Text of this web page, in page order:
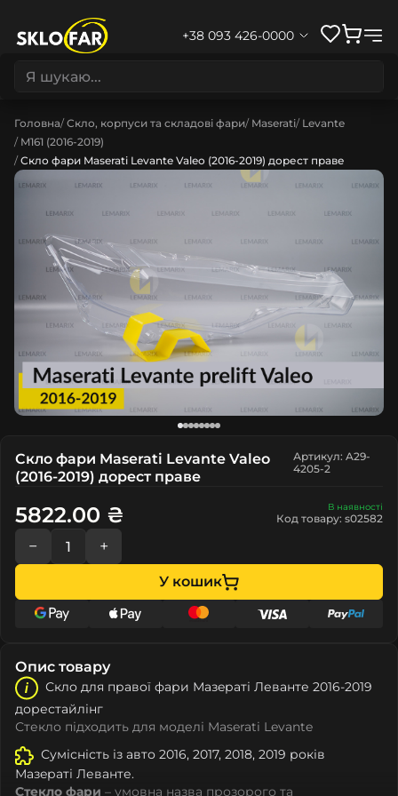
+38 093 426-0000
Головна Скло, корпуси та складові фари Maserati Levante
M161 (2016-2019)
Скло фари Maserati Levante Valeo (2016-2019) дорест праве
Скло фари Maserati Levante Valeo
(2016-2019) дорест праве
Артикул: A29-
4205-2
В наявності
Код товару: s02582
5822.00 ₴
− +
У кошик
Опис товару
Скло для правої фари Мазeраті Леванте 2016-2019
дорестайлінг
Стекло підходить для моделі Maserati Levante
Сумісність із авто 2016, 2017, 2018, 2019 років
Мазeраті Леванте.
Стекло фари – умовна назва прозорого та